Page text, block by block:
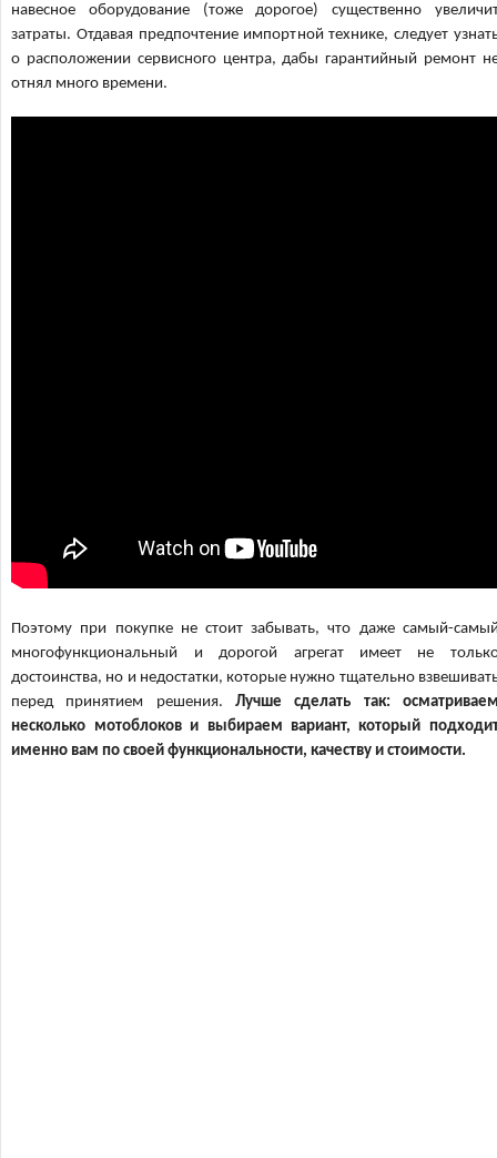
навесное оборудование (тоже дорогое) существенно
затраты. Отдавая предпочтение импортной технике, следует
о расположении сервисного центра, дабы гарантийный ремонт
отнял много времени.
Поэтому при покупке не стоит забывать, что даже самый-
многофункциональный и дорогой агрегат имеет не
достоинства, но и недостатки, которые нужно тщательно
перед принятием решения. Лучше сделать так:
несколько мотоблоков и выбираем вариант, который
именно вам по своей функциональности, качеству и стоимости.